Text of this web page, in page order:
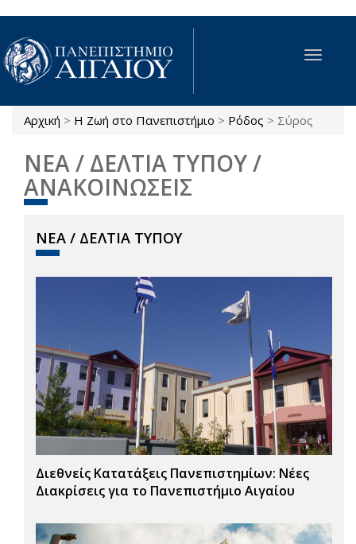
Παράκαμψη προς το κυρίως περιεχόμενο
Toggle
Είστε εδώ
Αρχική > Η Ζωή στο Πανεπιστήμιο > Ρόδος > Σύρος
ΝΕΑ / ΔΕΛΤΙΑ ΤΥΠΟΥ /
ΑΝΑΚΟΙΝΩΣΕΙΣ
ΝΕΑ / ΔΕΛΤΙΑ ΤΥΠΟΥ
Διεθνείς Κατατάξεις Πανεπιστημίων: Νέες
Διακρίσεις για το Πανεπιστήμιο Αιγαίου